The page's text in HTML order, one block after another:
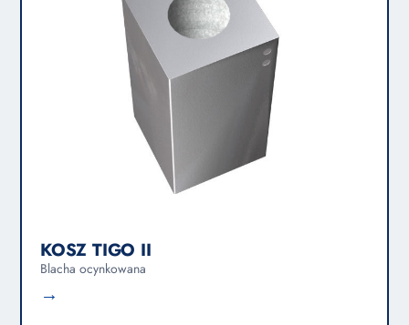
KOSZ TIGO II
Blacha ocynkowana
→